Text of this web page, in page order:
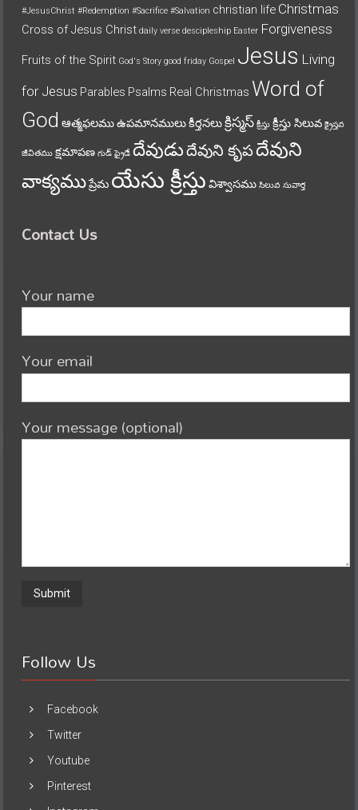
#JesusChrist #Redemption #Sacrifice #Salvation christian life Christmas
Cross of Jesus Christ daily verse descipleship Easter Forgiveness
Fruits of the Spirit God's Story good friday Gospel Jesus Living
for Jesus Parables Psalms Real Christmas Word of
God ఆత్మఫలముఉపమానములుకీర్తనలుక్రిస్మస్ క్రీస్తు క్రీస్తు సిలువ క్రైస్తవ
జీవితము క్షమాపణ గుడ్ ఫ్రైడే దేవుడుదేవుని కృపదేవుని
వాక్యముప్రేమ యేసు క్రీస్తు విశ్వాసము సిలువ సువార్త
Contact Us
Your name
Your email
Your message (optional)
Follow Us
Facebook
Twitter
Youtube
Pinterest